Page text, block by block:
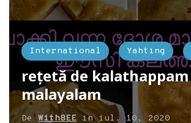
International Yahting
rețetă de
malayalam
DeWithBEE iniul. 10, 2020